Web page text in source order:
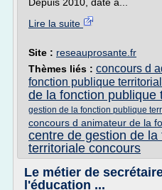
Lire la suite
Site : reseauprosante.fr
Thèmes liés : concours d
fonction publique
de la fonction publique
gestion de la fonction publique
concours d animateur de la
centre de gestion de
territoriale concours
Le métier de
l'éducation ...